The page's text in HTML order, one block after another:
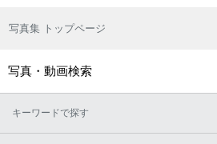
写真集 トップページ
写真・動画検索
キーワードで探す